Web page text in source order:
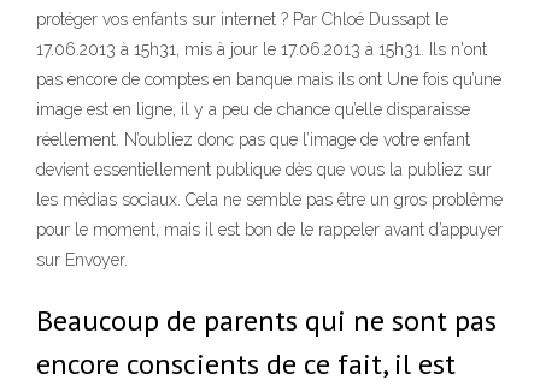
protéger vos enfants sur internet ? Par Chloé Dussapt le
17.06.2013 à 15h31, mis à jour le 17.06.2013 à 15h31. Ils n'ont
pas encore de comptes en banque mais ils ont Une fois qu’une
image est en ligne, il y a peu de chance qu’elle disparaisse
réellement. N’oubliez donc pas que l’image de votre enfant
devient essentiellement publique dès que vous la publiez sur
les médias sociaux. Cela ne semble pas être un gros problème
pour le moment, mais il est bon de le rappeler avant d’appuyer
sur Envoyer.
Beaucoup de parents qui ne sont pas
encore conscients de ce fait, il est